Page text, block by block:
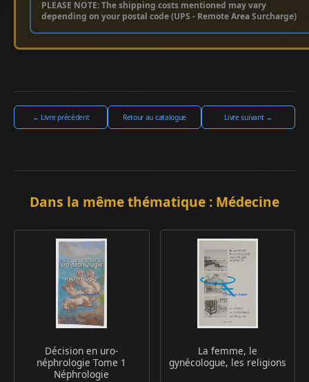
PLEASE NOTE: The shipping costs mentioned may vary
depending on your postal code (UPS - Remote Area Surcharge)
← Livre précédent Retour au catalogue Livre suivant →
Dans la même thématique : Médecine
Décision en uro-
néphrologie Tome 1
Néphrologie
La femme, le
gynécologue, les religions